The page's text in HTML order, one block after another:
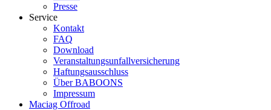
Presse
Service
Kontakt
FAQ
Download
Veranstaltungsunfallversicherung
Haftungsausschluss
Über BABOONS
Impressum
Maciag Offroad